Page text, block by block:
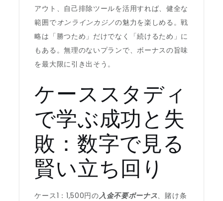
アウト、自己排除ツールを活用すれば、健全な
範囲でオンラインカジノの魅力を楽しめる。戦
略は「勝つため」だけでなく「続けるため」に
もある。無理のないプランで、ボーナスの旨味
を最大限に引き出そう。
ケーススタディ
で学ぶ成功と失
敗：数字で見る
賢い立ち回り
ケース1：1,500円の入金不要ボーナス、賭け条